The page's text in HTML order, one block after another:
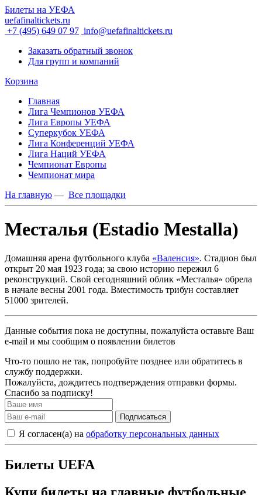
Билеты на УЕФА
uefafinaltickets.ru
+7 (495) 649 07 97 info@uefafinaltickets.ru
Заказать обратный звонок
Для групп и компаний
Корзина
Главная
Лига Чемпионов УЕФА
Лига Европы УЕФА
Суперкубок УЕФА
Лига Конференций УЕФА
Лига Наций УЕФА
Чемпионат Европы
Чемпионат мира
На главную — Все площадки
Месталья (Estadio Mestalla)
Домашняя арена футбольного клуба «Валенсия». Стадион был
открыт 20 мая 1923 года; за свою историю пережил 6
реконструкций. Свой сегодняшний облик «Месталья» обрела
в начале весны 2001 года. Вместимость трибун составляет
51000 зрителей.
Данные события пока не доступны, пожалуйста оставьте Ваш
e-mail и мы сообщим о появлении билетов
Что-то пошло не так, попробуйте позднее или обратитесь в
службу поддержки.
Пожалуйста, дождитесь подтверждения отправки формы.
Спасибо за подписку!
Подписаться
Я согласен(а) на обработку персональных данных
Билеты UEFA
Купи билеты на главные футбольные